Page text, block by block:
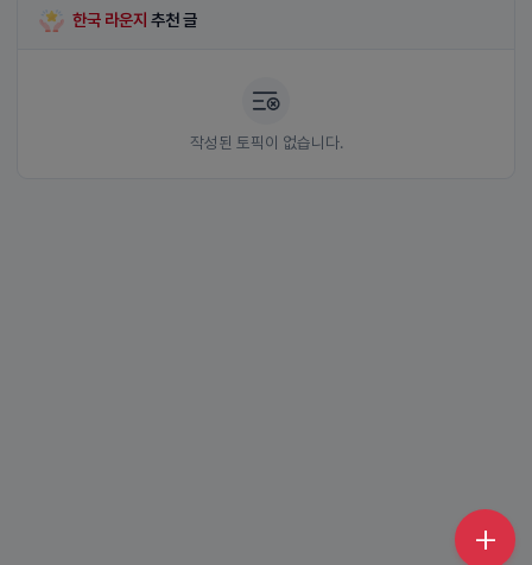
한국 라운지 추천 글
작성된 토픽이 없습니다.